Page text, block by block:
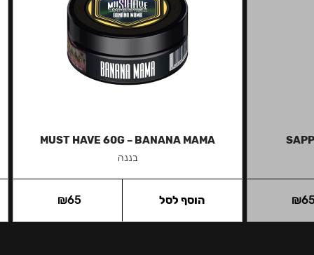
₪
MUST HAVE 60G – BANANA MAMA
בננה
₪65 הוסף לסל